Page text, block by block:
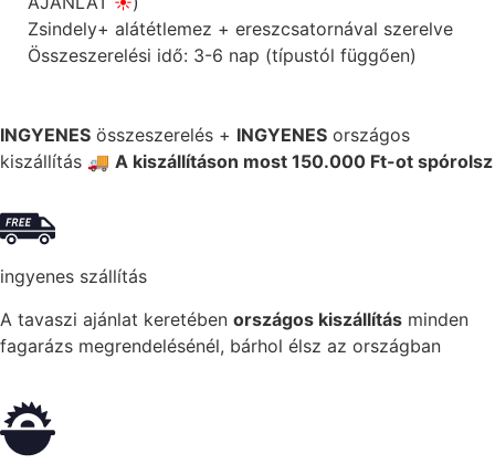
Zsindely+ alátétlemez + ereszcsatornával szerelve
Összeszerelési idő: 3-6 nap (típustól függően)
INGYENES összeszerelés + INGYENES országos
kiszállítás 🚚 A kiszállításon most 150.000 Ft-ot spórolsz
ingyenes szállítás
A tavaszi ajánlat keretében országos kiszállítás minden
fagarázs megrendelésénél, bárhol élsz az országban